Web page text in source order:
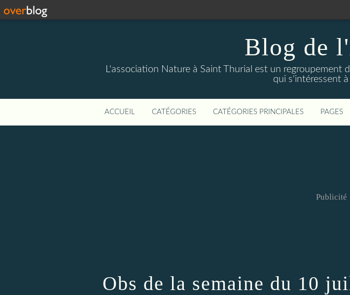
Blog de
L'association Nature à Saint Thurial est un regroupement
qui s'intéressent
ACCUEIL CATÉGORIES CATÉGORIES PRINCIPALES PAGES
Publicité
Obs de la semaine du 10